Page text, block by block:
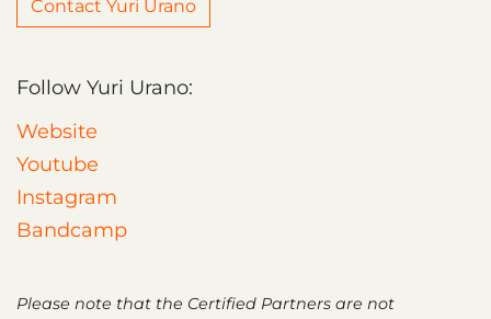
Contact Yuri Urano
Follow Yuri Urano:
Website
Youtube
Instagram
Bandcamp
Please note that the Certified Partners are not